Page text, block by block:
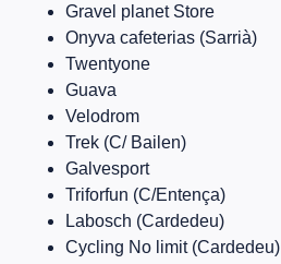
Gravel planet Store
Onyva cafeterias (Sarrià)
Twentyone
Guava
Velodrom
Trek (C/ Bailen)
Galvesport
Triforfun (C/Entença)
Labosch (Cardedeu)
Cycling No limit (Cardedeu)